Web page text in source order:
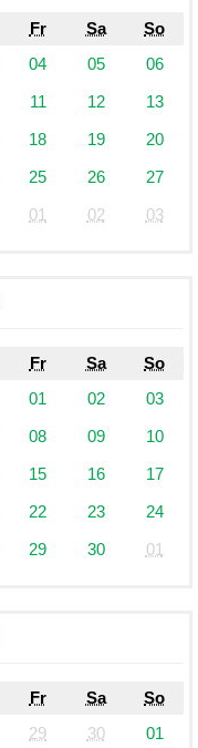
Fr Sa
So
04 05
06
11 12
13
18 19
20
25 26
27
01 02 03
Fr Sa
So
01 02
03
08 09
10
15 16
17
22 23
24
29 30 01
Fr Sa
So
29 30
01